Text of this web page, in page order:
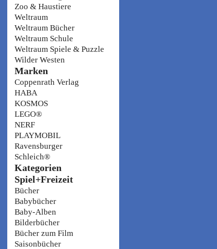
Zoo & Haustiere
Weltraum
Weltraum Bücher
Weltraum Schule
Weltraum Spiele & Puzzle
Wilder Westen
Marken
Coppenrath Verlag
HABA
KOSMOS
LEGO®
NERF
PLAYMOBIL
Ravensburger
Schleich®
Kategorien
Spiel+Freizeit
Bücher
Babybücher
Baby-Alben
Bilderbücher
Bücher zum Film
Saisonbücher